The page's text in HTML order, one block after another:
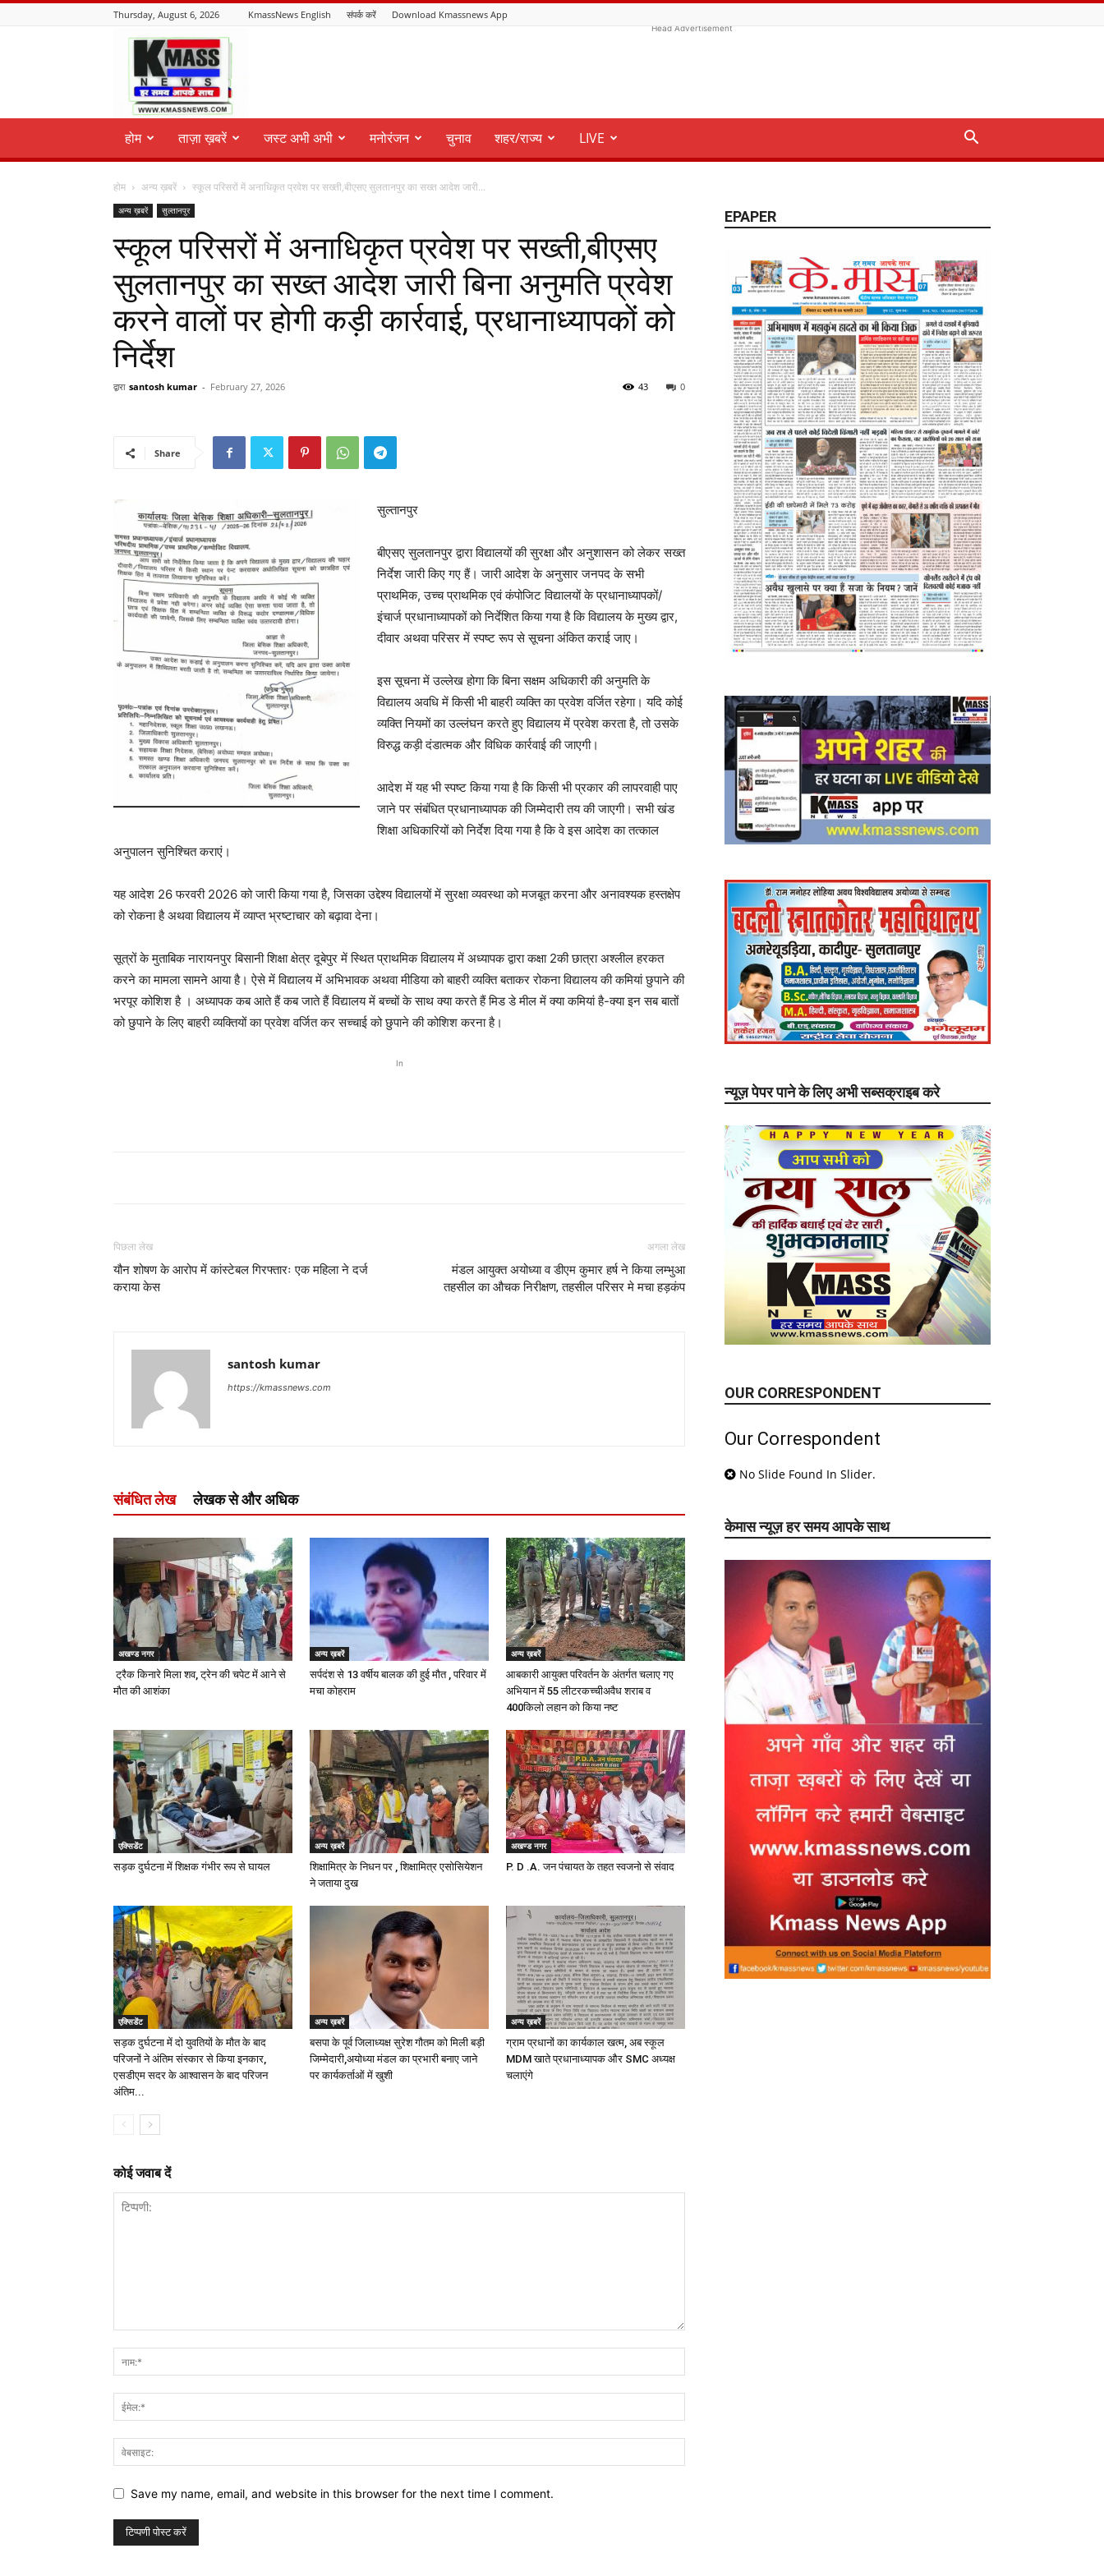
Thursday, August 6, 2026 KmassNews English संपर्क करें Download Kmassnews App
KmassNews
Head Advertisement
होम ताज़ा ख़बरें जस्ट अभी अभी मनोरंजन चुनाव शहर/राज्य LIVE
होम अन्य ख़बरें स्कूल परिसरों में अनाधिकृत प्रवेश पर सख्ती,बीएसए सुलतानपुर का सख्त आदेश जारी...
अन्य ख़बरें सुल्तानपुर
स्कूल परिसरों में अनाधिकृत प्रवेश पर सख्ती,बीएसए
सुलतानपुर का सख्त आदेश जारी बिना अनुमति प्रवेश
करने वालों पर होगी कड़ी कार्रवाई, प्रधानाध्यापकों को
निर्देश
द्वारा santosh kumar - February 27, 2026 0
43
Share
सुल्तानपुर
बीएसए सुलतानपुर द्वारा विद्यालयों की सुरक्षा और अनुशासन को लेकर सख्त
निर्देश जारी किए गए हैं। जारी आदेश के अनुसार जनपद के सभी
प्राथमिक, उच्च प्राथमिक एवं कंपोजिट विद्यालयों के प्रधानाध्यापकों/
इंचार्ज प्रधानाध्यापकों को निर्देशित किया गया है कि विद्यालय के मुख्य द्वार,
दीवार अथवा परिसर में स्पष्ट रूप से सूचना अंकित कराई जाए।
इस सूचना में उल्लेख होगा कि बिना सक्षम अधिकारी की अनुमति के
विद्यालय अवधि में किसी भी बाहरी व्यक्ति का प्रवेश वर्जित रहेगा। यदि कोई
व्यक्ति नियमों का उल्लंघन करते हुए विद्यालय में प्रवेश करता है, तो उसके
विरुद्ध कड़ी दंडात्मक और विधिक कार्रवाई की जाएगी।
आदेश में यह भी स्पष्ट किया गया है कि किसी भी प्रकार की लापरवाही पाए
जाने पर संबंधित प्रधानाध्यापक की जिम्मेदारी तय की जाएगी। सभी खंड
शिक्षा अधिकारियों को निर्देश दिया गया है कि वे इस आदेश का तत्काल
अनुपालन सुनिश्चित कराएं।
यह आदेश 26 फरवरी 2026 को जारी किया गया है, जिसका उद्देश्य विद्यालयों में सुरक्षा व्यवस्था को मजबूत करना और अनावश्यक हस्तक्षेप
को रोकना है अथवा विद्यालय में व्याप्त भ्रष्टाचार को बढ़ावा देना।
सूत्रों के मुताबिक नारायनपुर बिसानी शिक्षा क्षेत्र दूबेपुर में स्थित प्राथमिक विद्यालय में अध्यापक द्वारा कक्षा 2की छात्रा अश्लील हरकत
करने का मामला सामने आया है। ऐसे में विद्यालय में अभिभावक अथवा मीडिया को बाहरी व्यक्ति बताकर रोकना विद्यालय की कमियां छुपाने की
भरपूर कोशिश है । अध्यापक कब आते हैं कब जाते हैं विद्यालय में बच्चों के साथ क्या करते हैं मिड डे मील में क्या कमियां है-क्या इन सब बातों
को छुपाने के लिए बाहरी व्यक्तियों का प्रवेश वर्जित कर सच्चाई को छुपाने की कोशिश करना है।
In
पिछला लेख
यौन शोषण के आरोप में कांस्टेबल गिरफ्तारः एक महिला ने दर्ज
कराया केस
अगला लेख
मंडल आयुक्त अयोध्या व डीएम कुमार हर्ष ने किया लम्भुआ
तहसील का औचक निरीक्षण, तहसील परिसर मे मचा हड़कंप
santosh kumar
https://kmassnews.com
संबंधित लेख लेखक से और अधिक
अखण्ड नगर
ट्रैक किनारे मिला शव, ट्रेन की चपेट में आने से
मौत की आशंका
अन्य ख़बरें
सर्पदंश से 13 वर्षीय बालक की हुई मौत , परिवार में
मचा कोहराम
अन्य ख़बरें
आबकारी आयुक्त परिवर्तन के अंतर्गत चलाए गए
अभियान में 55 लीटरकच्चीअवैध शराब व
400किलो लहान को किया नष्ट
एक्सिडेंट
सड़क दुर्घटना में शिक्षक गंभीर रूप से घायल
अन्य ख़बरें
शिक्षामित्र के निधन पर , शिक्षामित्र एसोसियेशन
ने जताया दुख
अखण्ड नगर
P. D .A. जन पंचायत के तहत स्वजनो से संवाद
एक्सिडेंट
सड़क दुर्घटना में दो युवतियों के मौत के बाद
परिजनों ने अंतिम संस्कार से किया इनकार,
एसडीएम सदर के आश्वासन के बाद परिजन
अंतिम...
अन्य ख़बरें
बसपा के पूर्व जिलाध्यक्ष सुरेश गौतम को मिली बड़ी
जिम्मेदारी,अयोध्या मंडल का प्रभारी बनाए जाने
पर कार्यकर्ताओं में खुशी
अन्य ख़बरें
ग्राम प्रधानों का कार्यकाल खत्म, अब स्कूल
MDM खाते प्रधानाध्यापक और SMC अध्यक्ष
चलाएंगे
कोई जवाब दें
Save my name, email, and website in this browser for the next time I comment.
EPAPER
न्यूज़ पेपर पाने के लिए अभी सब्सक्राइब करे
OUR CORRESPONDENT
Our Correspondent
No Slide Found In Slider.
केमास न्यूज़ हर समय आपके साथ